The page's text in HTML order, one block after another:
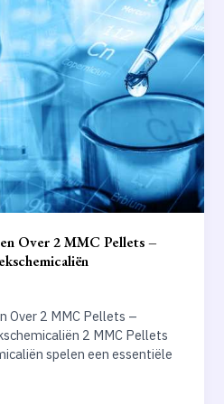
Over 2 MMC Pellets –
Over 2 MMC Pellets –
2 MMC Pellets
spelen een essentiële